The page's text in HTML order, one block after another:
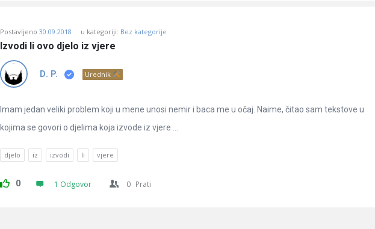
Postavljeno 30.09.2018 u kategoriji: Bez kategorije
Izvodi li ovo djelo iz vjere
D. P. Urednik
Imam jedan veliki problem koji u mene unosi nemir i baca me u očaj. Naime, čitao sam tekstove u
kojima se govori o djelima koja izvode iz vjere ...
djelo iz izvodi li vjere
0 1 Odgovor 0 Prati